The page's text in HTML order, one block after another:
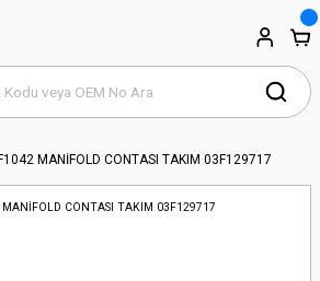
MANİFOLD CONTASI TAKIM 03F129717